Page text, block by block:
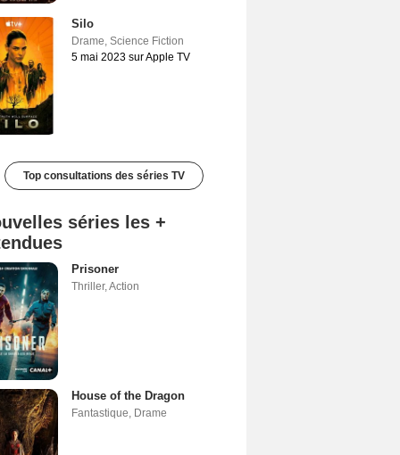
Silo
Drame, Science Fiction
5 mai 2023 sur Apple TV
Top consultations des séries TV
séries les +
Prisoner
Thriller,Action
House of the Dragon
Fantastique, Drame